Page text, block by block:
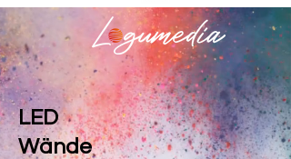
LED
Wände